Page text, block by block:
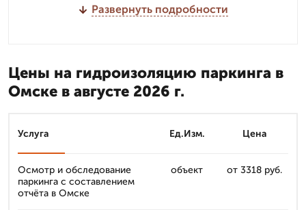
Развернуть подробности
Цены на гидроизоляцию паркинга в
Омске в августе 2026 г.
Услуга Ед.Изм. Цена
Осмотр и обследование
паркинга с составлением
отчёта в Омске
объект от 3318 руб.